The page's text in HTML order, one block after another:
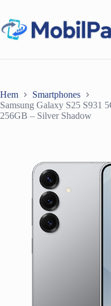
innehåll
Hem
Smartphones
Samsung Galaxy S25 S931
256GB – Silver Shadow